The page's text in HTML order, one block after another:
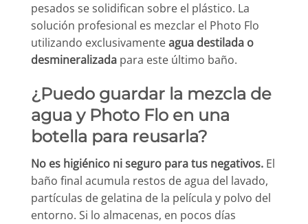
pesados se solidifican sobre el plástico. La
solución profesional es mezclar el Photo Flo
utilizando exclusivamenteagua destilada o
desmineralizada para este último baño.
¿Puedo guardar la mezcla de
agua y Photo Flo en una
botella para reusarla?
No es higiénico ni seguro para tus negativos. El
baño final acumula restos de agua del lavado,
partículas de gelatina de la película y polvo del
entorno. Si lo almacenas, en pocos días